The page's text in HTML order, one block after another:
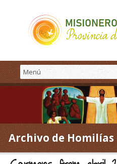
Archivo de Homilías